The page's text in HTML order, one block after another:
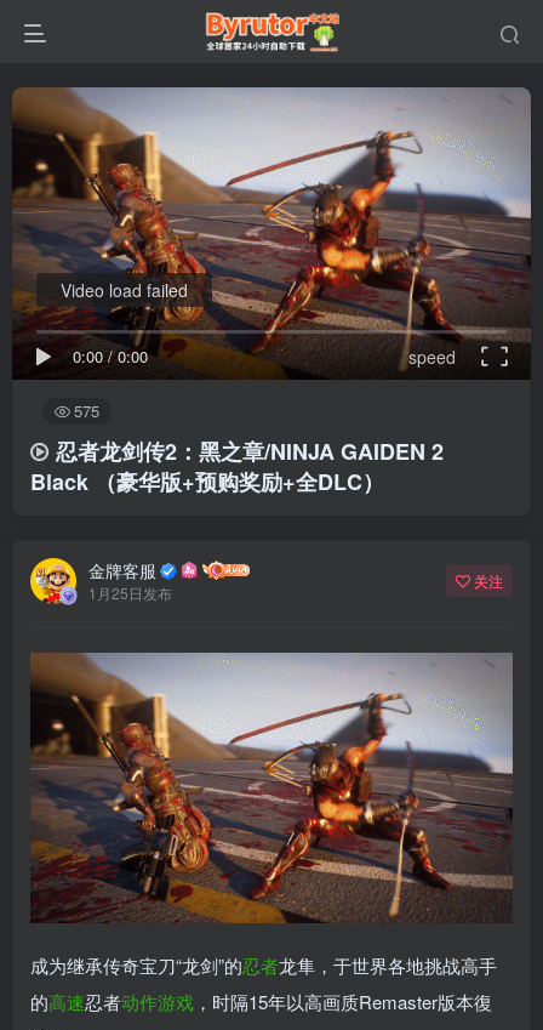
0:00/0:00 speed
Video load failed
575
忍者龙剑传2：黑之章/NINJA GAIDEN 2
Black
（豪华版+预购奖励+全DLC）
金牌客服
1月25日发布
关注
成为继承传奇宝刀“龙剑”的忍者龙隼，于世界各地挑战高手
的高速忍者动作游戏 ，时隔15年以高画质Remaster版本復